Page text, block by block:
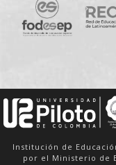
Institución de
por el Ministerio de